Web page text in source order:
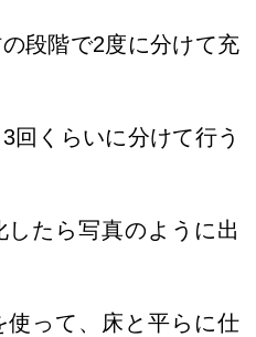
段階で2度に分けて充
回くらいに分けて行う
たら写真のように出
使って、床と平らに仕